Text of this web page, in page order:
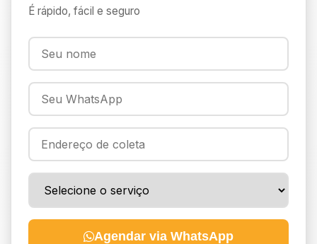
É rápido, fácil e seguro
Agendar via WhatsApp